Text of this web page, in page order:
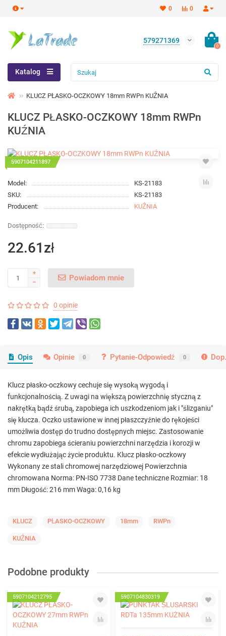
0
0
579271369
0
Katalog
KLUCZ PŁASKO-OCZKOWY 18mm RWPn KUŹNIA
KLUCZ PŁASKO-OCZKOWY 18mm RWPn
KUŹNIA
5907104211897
Model:
KS-21183
SKU:
KS-21183
Producent:
KUŹNIA
22.61zł
Powiadom mnie
0 opinie
Opis Opinie 0 Pytanie-Odpowiedź 0
Klucz płasko-oczkowy cechuje się wysoką wygodą i
funkcjonalnością. Z uwagi na większą powierzchnię styczną z
nakrętką bądź śrubą, zapobiega ich uszkodzeniom jak i "ślizganiu"
się klucza. Oczko ustawione w innej płaszczyźnie do rękojeści
umożliwia dostęp do trudno dostępnych miejsc. Zastosowanie
chromu zapobiega ścieraniu powierzchni narzędzia i korozji w
efekcie wydłużając życie produktu. Klucz płasko-oczkowy
Wykonany ze stali chromowej narzędziowej Powierzchnia
chromowana Norma: PN-ISO 7738 Dane techniczne Rozmiar: 18
mm Długość: 216 mm Waga: 0,16 kg
KLUCZ PŁASKO-OCZKOWY 18mm RWPn
KUŹNIA
Podobne produkty
5907104212795 5907104830319